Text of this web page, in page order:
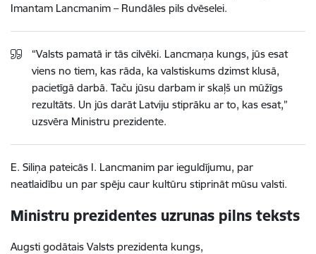
Imantam Lancmanim – Rundāles pils dvēselei.
“Valsts pamatā ir tās cilvēki. Lancmaņa kungs, jūs esat
viens no tiem, kas rāda, ka valstiskums dzimst klusā,
pacietīgā darbā. Taču jūsu darbam ir skaļš un mūžīgs
rezultāts. Un jūs darāt Latviju stiprāku ar to, kas esat,”
uzsvēra Ministru prezidente.
E. Siliņa pateicās I. Lancmanim par ieguldījumu, par
neatlaidību un par spēju caur kultūru stiprināt mūsu valsti.
Ministru prezidentes uzrunas pilns teksts
Augsti godātais Valsts prezidenta kungs,